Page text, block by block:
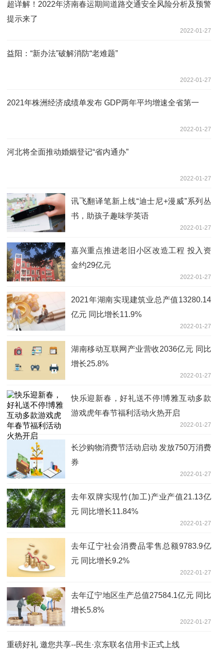
超详解！2022年济南春运期间道路交通安全风险分析及预警
提示来了
2022-01-27
益阳：“新办法”破解消防“老难题”
2022-01-27
2021年株洲经济成绩单发布 GDP两年平均增速全省第一
2022-01-27
河北将全面推动婚姻登记“省内通办”
2022-01-27
讯飞翻译笔新上线“迪士尼+漫威”系列丛
书，助孩子趣味学英语
2022-01-27
嘉兴重点推进老旧小区改造工程 投入资
金约29亿元
2022-01-27
2021年湖南实现建筑业总产值13280.14
亿元 同比增长11.9%
2022-01-27
湖南移动互联网产业营收2036亿元 同比
增长25.8%
2022-01-27
快乐迎新春，好礼送不停!博雅互动多款
游戏虎年春节福利活动火热开启
2022-01-27
长沙购物消费节活动启动 发放750万消费
券
2022-01-27
去年双牌实现竹(加工)产业产值21.13亿
元 同比增长11.84%
2022-01-27
去年辽宁社会消费品零售总额9783.9亿
元 同比增长9.2%
2022-01-27
去年辽宁地区生产总值27584.1亿元 同比
增长5.8%
2022-01-27
重磅好礼 邀您共享--民生·京东联名信用卡正式上线